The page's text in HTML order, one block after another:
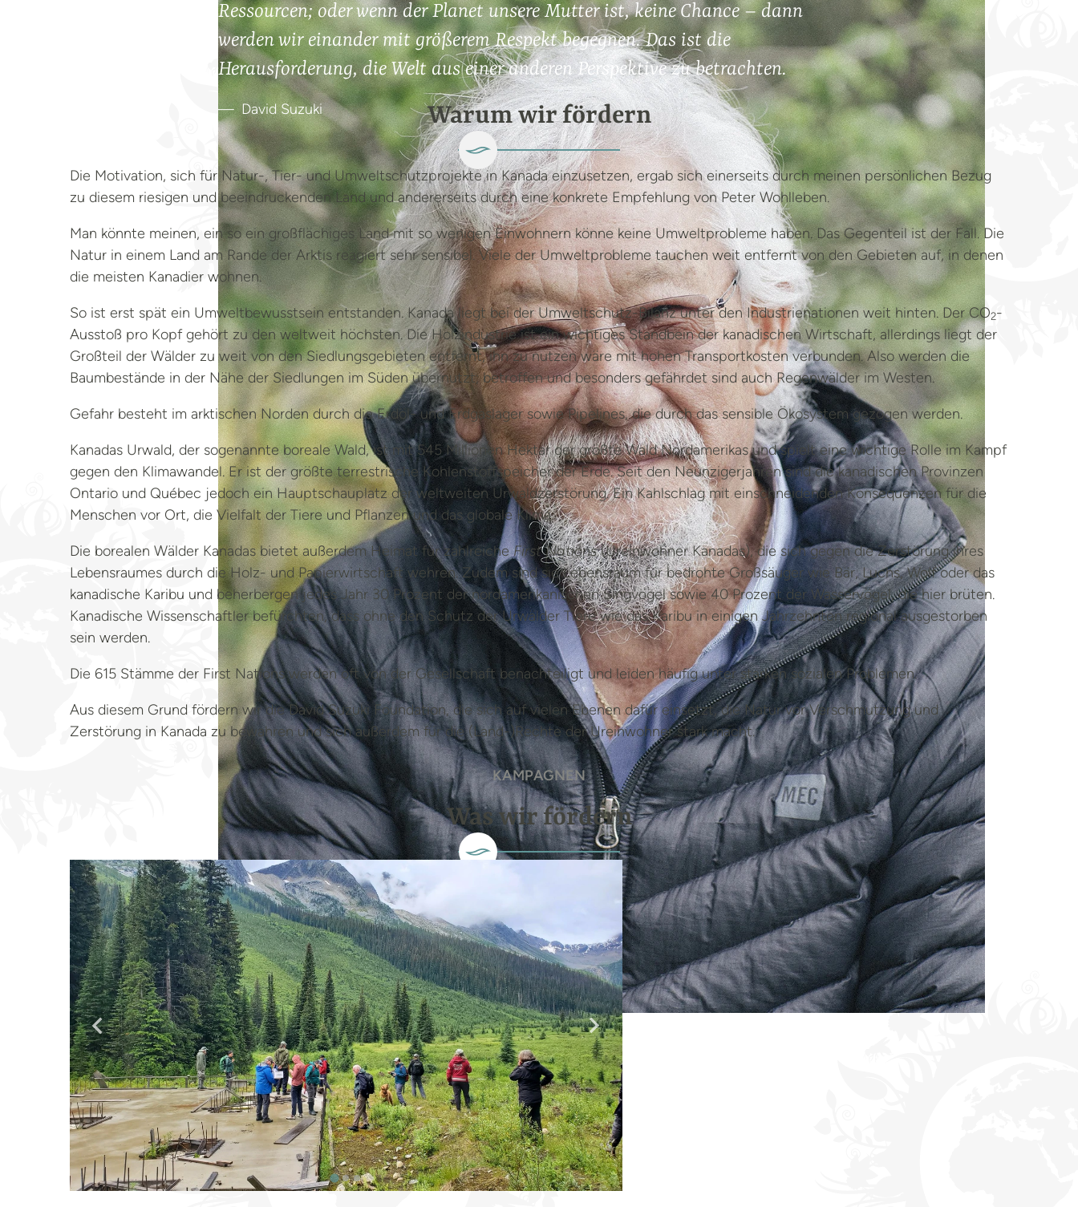
Ressourcen; oder wenn der Planet unsere Mutter ist, keine Chance – dann
werden wir einander mit größerem Respekt begegnen. Das ist die
Herausforderung, die Welt aus einer anderen Perspektive zu betrachten.
David Suzuki Warum wir fördern
Die Motivation, sich für Natur-, Tier- und Umweltschutzprojekte in Kanada einzusetzen, ergab sich einerseits durch meinen persönlichen Bezug
zu diesem riesigen und beeindruckenden Land und andererseits durch eine konkrete Empfehlung von Peter Wohlleben.
Man könnte meinen, ein so ein großflächiges Land mit so wenigen Einwohnern könne keine Umweltprobleme haben. Das Gegenteil ist der Fall. Die
Natur in einem Land am Rande der Arktis reagiert sehr sensibel. Viele der Umweltprobleme tauchen weit entfernt von den Gebieten auf, in denen
die meisten Kanadier wohnen.
So ist erst spät ein Umweltbewusstsein entstanden. Kanada liegt bei der Umweltschutz-Bilanz unter den Industrienationen weit hinten. Der CO2-
Ausstoß pro Kopf gehört zu den weltweit höchsten. Die Holzindustrie ist ein wichtiges Standbein der kanadischen Wirtschaft, allerdings liegt der
Großteil der Wälder zu weit von den Siedlungsgebieten entfernt, ihn zu nutzen wäre mit hohen Transportkosten verbunden. Also werden die
Baumbestände in der Nähe der Siedlungen im Süden übernutzt; betroffen und besonders gefährdet sind auch Regenwälder im Westen.
Gefahr besteht im arktischen Norden durch die Erdöl- und Erdgaslager sowie Pipelines, die durch das sensible Ökosystem gezogen werden.
Kanadas Urwald, der sogenannte boreale Wald, ist mit 545 Millionen Hektar der größte Wald Nordamerikas und spielt eine wichtige Rolle im Kampf
gegen den Klimawandel. Er ist der größte terrestrische Kohlenstoffspeicher der Erde. Seit den Neunzigerjahren sind die kanadischen Provinzen
Ontario und Québec jedoch ein Hauptschauplatz der weltweiten Urwaldzerstörung. Ein Kahlschlag mit einschneidenden Konsequenzen für die
Menschen vor Ort, die Vielfalt der Tiere und Pflanzen und das globale Klima.
Die borealen Wälder Kanadas bietet außerdem Heimat für zahlreicheFirst Nations(Ureinwohner Kanadas), die sich gegen die Zerstörung ihres
Lebensraumes durch die Holz- und Papierwirtschaft wehren. Zudem sind sie Lebensraum für bedrohte Großsäuger wie Bär, Luchs, Wolf oder das
kanadische Karibu und beherbergen jedes Jahr 30 Prozent der nordamerikanischen Singvögel sowie 40 Prozent der Wasservögel, die hier brüten.
Kanadische Wissenschaftler befürchten, dass ohne den Schutz der Urwälder Tiere wie das Karibu in einigen Jahrzehnten regional ausgestorben
sein werden.
Die 615 Stämme der First Nations werden oft von der Gesellschaft benachteiligt und leiden häufig unter starken sozialen Problemen.
Aus diesem Grund fördern wir die David Suzuki Foundation, die sich auf vielen Ebenen dafür einsetzt, die Natur vor Verschmutzung und
Zerstörung in Kanada zu bewahren und sich außerdem für die (Land-)Rechte der Ureinwohner stark macht.
KAMPAGNEN
Was wir fördern